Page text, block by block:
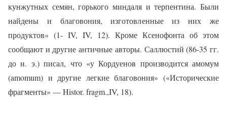
кунжутных семян, горького миндаля и терпентина. Были
найдены и благовония, изготовленные из них же
продуктов» (1- IV, IV, 12). Кроме Ксенофонта об этом
сообщают и другие античные авторы. Саллюстий (86-35 гг.
до н. э.) писал, что «у Кордуенов производится амомум
(amomum) и другие легкие благовония» («Исторические
фрагменты» —Histor. fragm.,IV, 18).